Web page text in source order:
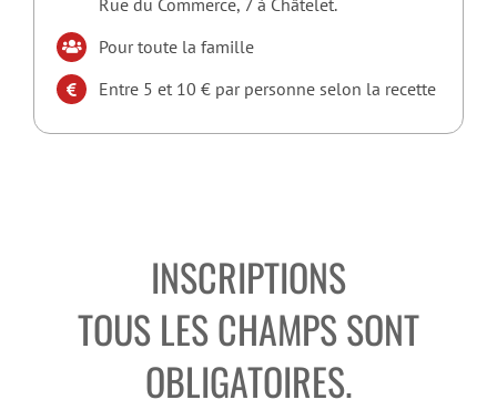
Pour toute la famille
Entre 5 et 10 € par personne selon la recette
INSCRIPTIONS
TOUS LES CHAMPS SONT
OBLIGATOIRES.